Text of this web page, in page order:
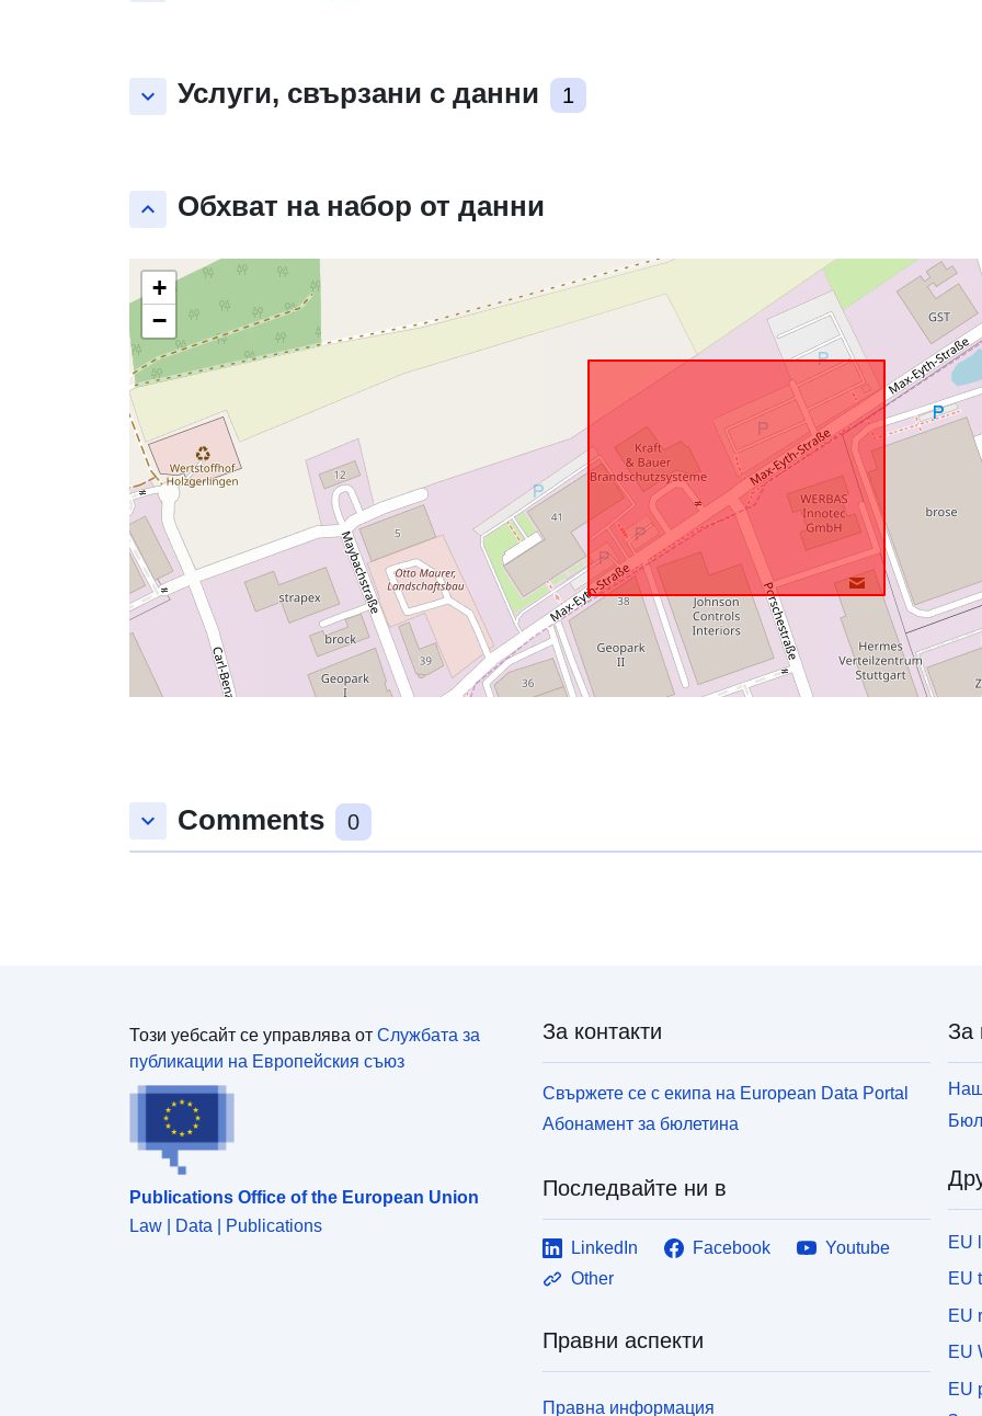
keyboard_arrow_down Услуги, свързани с данни 1
keyboard_arrow_up Обхват на набор от данни
+
−
keyboard_arrow_down Comments 0
Този уебсайт се управлява от Службата за
публикации на Европейския съюз
Publications Office of the European Union
Law | Data | Publications
За контакти
Свържете се с екипа на European Data Portal
Абонамент за бюлетина
Последвайте ни в
LinkedIn Facebook
Youtube
Other
Правни аспекти
Правна информация
За
EU
EU
EU
EU
EU